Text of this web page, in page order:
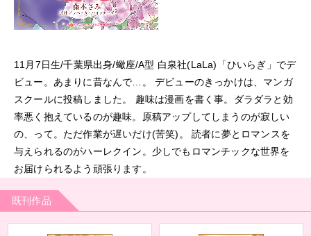
11月7日生/千葉県出身/蠍座/A型 白泉社(LaLa)「ひいらぎ」でデ
ビュー。あまりに昔なんで…。 デビューのきっかけは、マンガ
スクールに投稿しました。 趣味は漫画を書く事。ダラダラと効
率悪く抱えているのが趣味。原稿アップしてしまうのが寂しい
の、って。ただ作業が遅いだけ(苦笑)。 読者に夢とロマンスを
与えられるのがハーレクイン。少しでもロマンチックな世界を
お届けられるよう頑張ります。
既刊作品